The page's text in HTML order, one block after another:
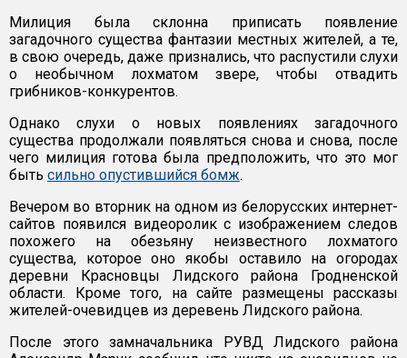
Милиция была склонна приписать появление
загадочного существа фантазии местных жителей, а те,
в свою очередь, даже признались, что распустили слухи
о необычном лохматом звере, чтобы отвадить
грибников-конкурентов.
Однако слухи о новых появлениях загадочного
существа продолжали появляться снова и снова, после
чего милиция готова была предположить, что это мог
быть сильно опустившийся бомж.
Вечером во вторник на одном из белорусских интернет-
сайтов появился видеоролик с изображением следов
похожего на обезьяну неизвестного лохматого
существа, которое оно якобы оставило на огородах
деревни Красновцы Лидского района Гродненской
области. Кроме того, на сайте размещены рассказы
жителей-очевидцев из деревень Лидского района.
После этого замначальника РУВД Лидского района